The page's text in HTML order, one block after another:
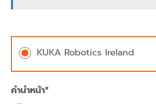
KUKA Robotics Ireland
คำนำหน้า